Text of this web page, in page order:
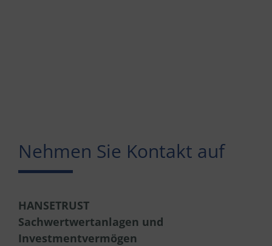
Nehmen Sie Kontakt auf
HANSETRUST
Sachwertwertanlagen und
Investmentvermögen